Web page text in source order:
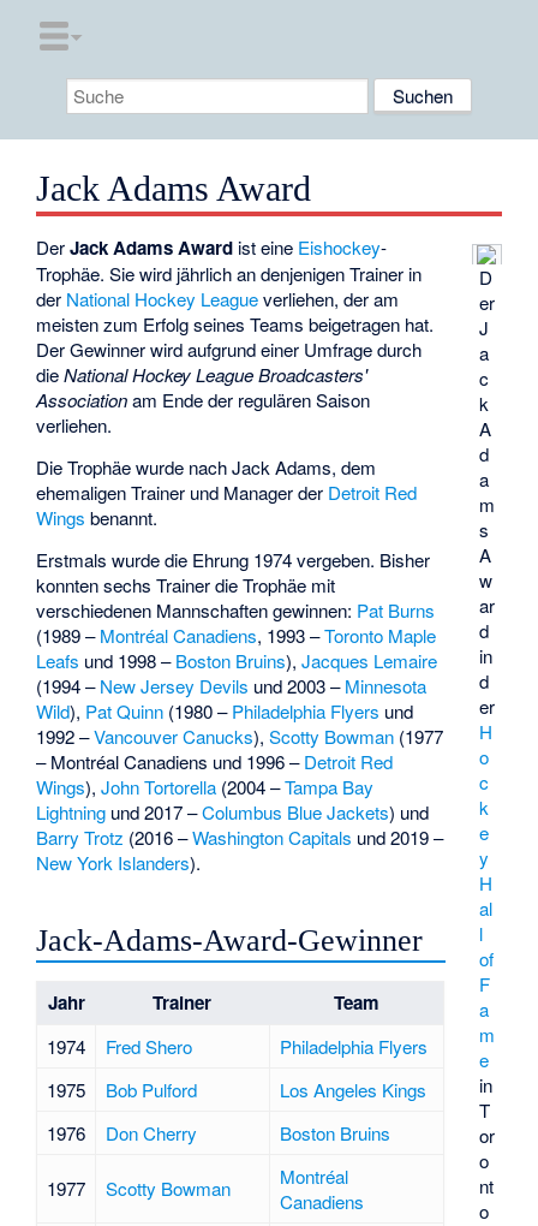
Jack Adams Award
D
er
J
a
c
k
A
d
a
m
s
A
w
ar
d
in
d
er
H
o
c
k
e
y
H
al
l
of
F
a
m
e
in
T
or
o
nt
o
DerJack Adams Award ist eine Eishockey-
Trophäe. Sie wird jährlich an denjenigen Trainer in
der National Hockey Leagueverliehen, der am
meisten zum Erfolg seines Teams beigetragen hat.
Der Gewinner wird aufgrund einer Umfrage durch
dieNational Hockey League Broadcasters'
Associationam Ende der regulären Saison
verliehen.
Die Trophäe wurde nachJack Adams, dem
ehemaligen Trainer und Manager der Detroit Red
Wings benannt.
Erstmals wurde die Ehrung 1974 vergeben. Bisher
konnten sechs Trainer die Trophäe mit
verschiedenen Mannschaften gewinnen: Pat Burns
(1989 –Montréal Canadiens, 1993 –Toronto Maple
Leafs und 1998 –Boston Bruins),Jacques Lemaire
(1994 –New Jersey Devils und 2003 –Minnesota
Wild), Pat Quinn (1980 –Philadelphia Flyers und
1992 –Vancouver Canucks),Scotty Bowman (1977
– Montréal Canadiens und 1996 –Detroit Red
Wings),John Tortorella (2004 –Tampa Bay
Lightning und 2017 –Columbus Blue Jackets) und
Barry Trotz (2016 –Washington Capitals und 2019 –
New York Islanders).
Jack-Adams-Award-Gewinner
Jahr Trainer Team
1974 Fred Shero
Philadelphia Flyers
1975
Bob Pulford
Los Angeles Kings
1976
Don Cherry Boston Bruins
1977 Scotty Bowman
Montréal
Canadiens